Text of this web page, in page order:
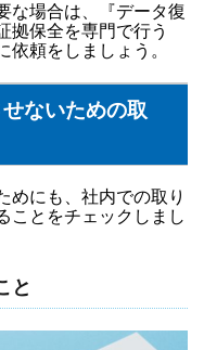
な場合は、『データ復
拠保全を専門で行う
依頼をしましょう。
ないための取
めにも、社内での取り
ことをチェックしまし
と